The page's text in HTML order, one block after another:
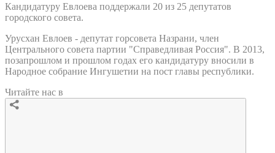
Кандидатуру Евлоева поддержали 20 из 25 депутатов
городского совета.
Урусхан Евлоев - депутат горсовета Назрани, член
Центрального совета партии "Справедливая Россия". В 2013,
позапрошлом и прошлом годах его кандидатуру вносили в
Народное собрание Ингушетии на пост главы республики.
Читайте нас в